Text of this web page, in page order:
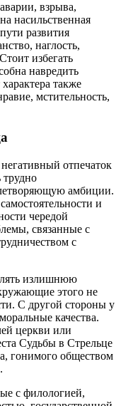
взрыва,
насильственная
развития
наглость,
избегать
навредить
также
мстительность,
отпечаток
трудно
амбиции.
и
чередой
связанные с
с
излишнюю
этого не
С другой стороны у
качества.
церкви или
Судьбы в Стрельце
гонимого обществом
с филологией,